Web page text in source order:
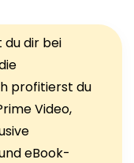
du dir bei
profitierst du
Video,
eBook-